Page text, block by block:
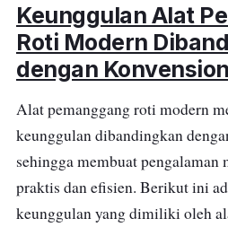
Keunggulan Alat
Roti Modern
dengan
Alat pemanggang roti modern
keunggulan dibandingkan
sehingga membuat
praktis dan efisien. Berikut ini
keunggulan yang dimiliki oleh